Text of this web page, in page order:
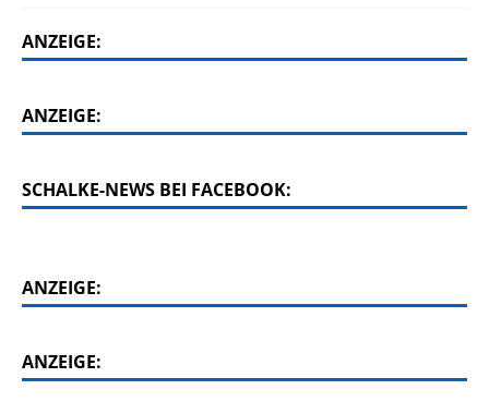
ANZEIGE:
ANZEIGE:
SCHALKE-NEWS BEI FACEBOOK:
ANZEIGE:
ANZEIGE: